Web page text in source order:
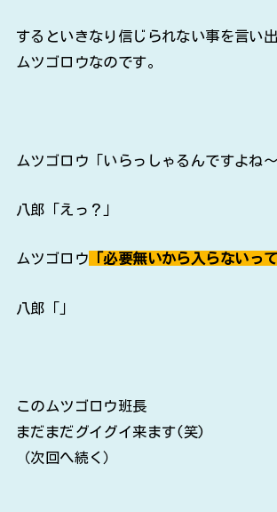
するといきなり信じられない事を言い
ムツゴロウなのです。
ムツゴロウ「いらっしゃるんですよね～
八郎「えっ？」
ムツゴロウ 「必要無いから入らないっ
八郎「」
このムツゴロウ班長
まだまだグイグイ来ます(笑)
（次回へ続く）